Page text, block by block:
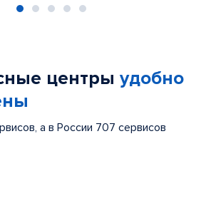
центры удобно
а в России 707 сервисов